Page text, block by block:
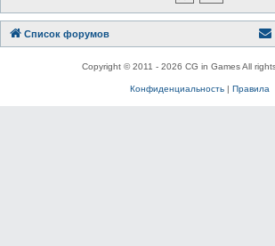
Список форумов
Copyright © 2011 - 2026 CG in Games All
Конфиденциальность| Правила